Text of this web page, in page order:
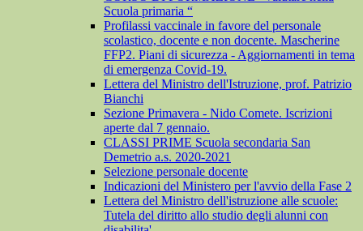
Scuola primaria “
Profilassi vaccinale in favore del personale
scolastico, docente e non docente. Mascherine
FFP2. Piani di sicurezza - Aggiornamenti in tema
di emergenza Covid-19.
Lettera del Ministro dell'Istruzione, prof. Patrizio
Bianchi
Sezione Primavera - Nido Comete. Iscrizioni
aperte dal 7 gennaio.
CLASSI PRIME Scuola secondaria San
Demetrio a.s. 2020-2021
Selezione personale docente
Indicazioni del Ministero per l'avvio della Fase 2
Lettera del Ministro dell'istruzione alle scuole:
Tutela del diritto allo studio degli alunni con